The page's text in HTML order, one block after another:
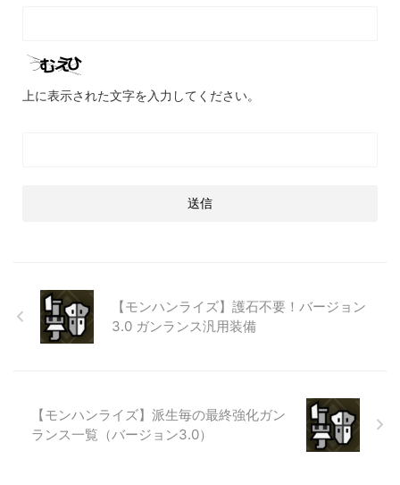
上に表示された文字を入力してください。
【モンハンライズ】護石不要！バージョン
3.0 ガンランス汎用装備
【モンハンライズ】派生毎の最終強化ガン
ランス一覧（バージョン3.0）